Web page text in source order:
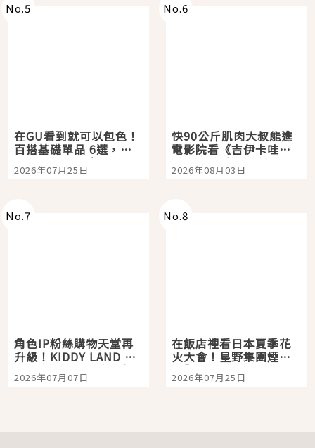
No.5
在GU看到就可以包色！
百搭基礎單品 6選，閉
眼全收也不心疼
2026年07月25日
No.6
快90公斤肌肉大叔能進
電影院看《吉伊卡哇》
嗎？日本重金屬樂團
「打首」會長與nagano
2026年08月03日
No.7
角色IP粉絲購物天堂再
升級！KIDDY LAND 原
宿店吉伊卡哇迎客，新
開幕 OMOKADO 店3分
2026年07月07日
No.8
在飯店裡看日本夏季花
火大會！星野集團煙火
景觀飯店6選，讓你不用
人擠人悠閒欣賞
2026年07月25日